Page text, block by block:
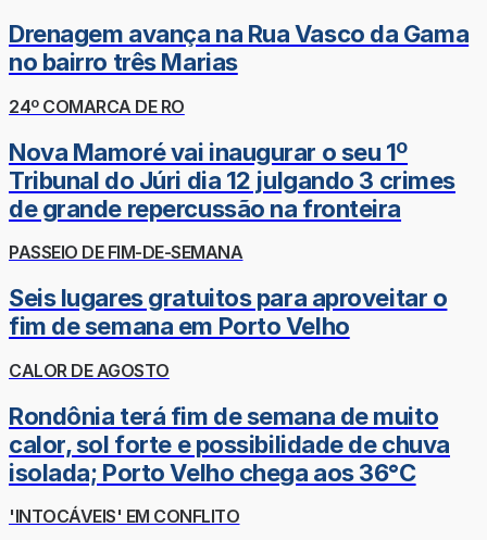
Drenagem avança na Rua Vasco da Gama
no bairro três Marias
24º COMARCA DE RO
Nova Mamoré vai inaugurar o seu 1º
Tribunal do Júri dia 12 julgando 3 crimes
de grande repercussão na fronteira
PASSEIO DE FIM-DE-SEMANA
Seis lugares gratuitos para aproveitar o
fim de semana em Porto Velho
CALOR DE AGOSTO
Rondônia terá fim de semana de muito
calor, sol forte e possibilidade de chuva
isolada; Porto Velho chega aos 36°C
'INTOCÁVEIS' EM CONFLITO